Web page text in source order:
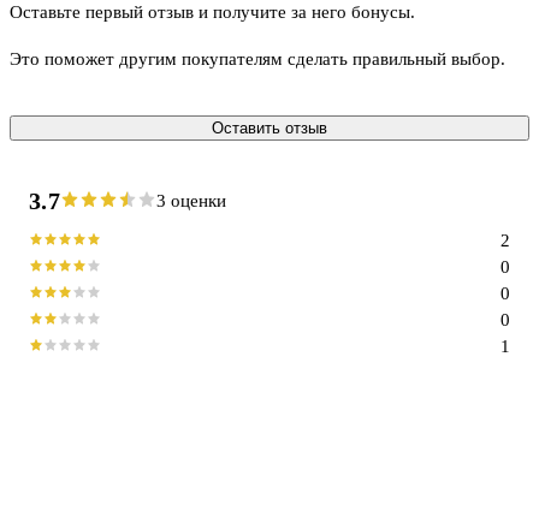
Оставьте первый отзыв и получите за него бонусы.
Это поможет другим покупателям сделать правильный выбор.
Оставить отзыв
3.7 3 оценки
1
0
0
0
2